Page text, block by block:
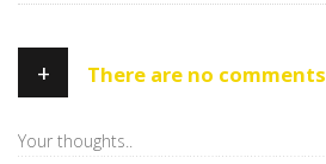
+ There are no comments